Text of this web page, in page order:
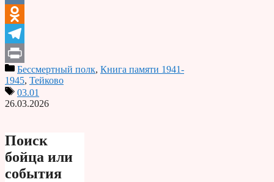
VK
Odnoklassniki
Telegram
PrintБессмертный полк, Книга памяти 1941-
1945, Тейково
03.01
26.03.2026
Поиск
бойца или
события